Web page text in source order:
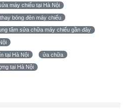
máy chiếu tại Hà Nội
thay bóng đèn máy chiếu
tâm sửa chữa máy chiếu gần đây
tại Hà Nội ửa chữa
tại Hà Nội